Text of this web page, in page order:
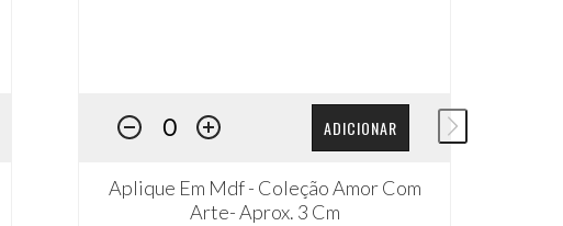
ADICIONAR
Aplique Em Mdf - Coleção Amor Com
Arte- Aprox. 3 Cm